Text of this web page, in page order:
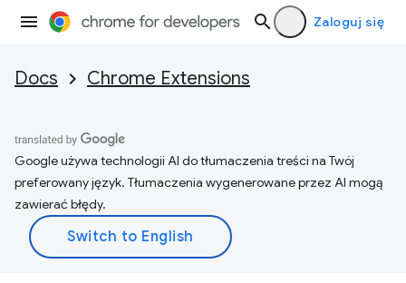
Zaloguj się
Docs Chrome Extensions
Google używa technologii AI do tłumaczenia treści na Twój
preferowany język. Tłumaczenia wygenerowane przez AI mogą
zawierać błędy.